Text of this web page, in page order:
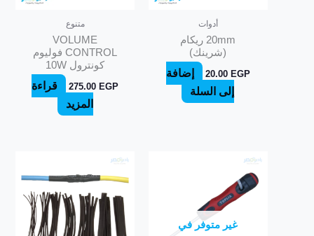
أدوات
20mm ريكام
(شرينك)
20.00 EGP
إضافة
إلى السلة
متنوع
VOLUME
CONTROL فوليوم
كونترول 10W
275.00EGP
قراءة
المزيد
غير متوفر في